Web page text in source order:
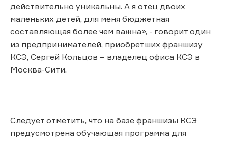
действительно уникальны. А я отец двоих
маленьких детей, для меня бюджетная
составляющая более чем важна», - говорит один
из предпринимателей, приобретших франшизу
КСЭ, Сергей Кольцов – владелец офиса КСЭ в
Москва-Сити.
Следует отметить, что на базе франшизы КСЭ
предусмотрена обучающая программа для